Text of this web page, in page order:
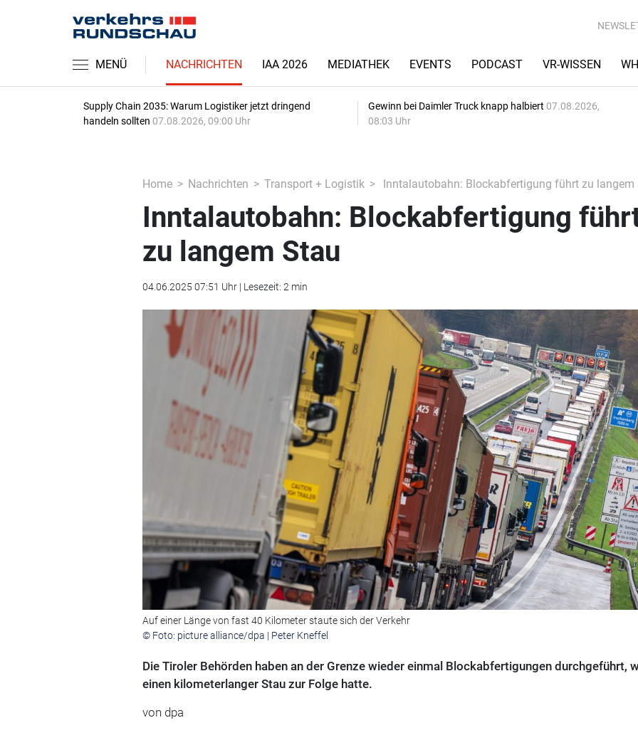
MENÜ NACHRICHTEN IAA 2026 MEDIATHEK EVENTS PODCAST VR-WISSEN
Supply Chain 2035: Warum Logistiker jetzt dringend
handeln sollten 07.08.2026, 09:00 Uhr
Gewinn bei Daimler Truck knapp halbiert 07.08.2026,
08:03 Uhr
Home Nachrichten Transport + Logistik Inntalautobahn: Blockabfertigung führt zu langem
Inntalautobahn: Blockabfertigung
zu langem Stau
04.06.2025 07:51 Uhr | Lesezeit: 2 min
Auf einer Länge von fast 40 Kilometer staute sich der Verkehr
© Foto: picture alliance/dpa | Peter Kneffel
Die Tiroler Behörden haben an der Grenze wieder einmal Blockabfertigungen durchgeführt,
einen kilometerlanger Stau zur Folge hatte.
von dpa